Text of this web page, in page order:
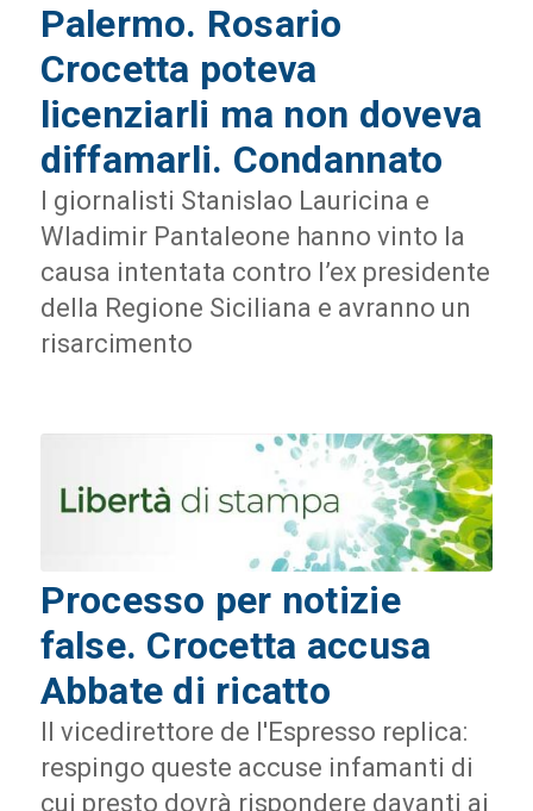
Palermo. Rosario
Crocetta poteva
licenziarli ma non doveva
diffamarli. Condannato
I giornalisti Stanislao Lauricina e
Wladimir Pantaleone hanno vinto la
causa intentata contro l’ex presidente
della Regione Siciliana e avranno un
risarcimento
Processo per notizie
false. Crocetta accusa
Abbate di ricatto
Il vicedirettore de l'Espresso replica:
respingo queste accuse infamanti di
cui presto dovrà rispondere davanti ai